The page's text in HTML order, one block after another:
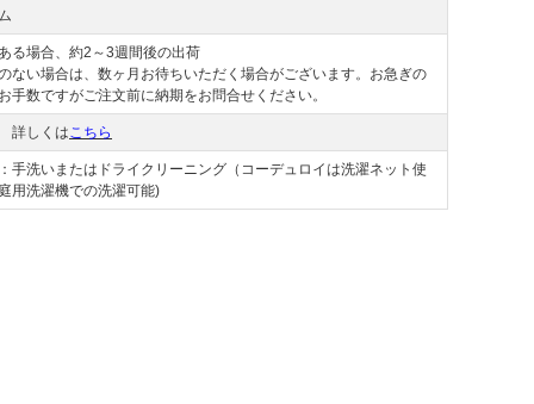
る場合、約2～3週間後の出荷
ない場合は、数ヶ月お待ちいただく場合がございます。お急ぎの
手数ですがご注文前に納期をお問合せください。
詳しくはこちら
手洗いまたはドライクリーニング（コーデュロイは洗濯ネット使
用洗濯機での洗濯可能)